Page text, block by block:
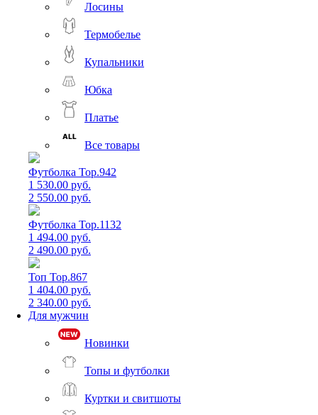
Лосины
Термобелье
Купальники
Юбка
Платье
Все товары
Футболка Top.942
1 530.00 руб.
2 550.00 руб.
Футболка Top.1132
1 494.00 руб.
2 490.00 руб.
Топ Top.867
1 404.00 руб.
2 340.00 руб.
Для мужчин
Новинки
Топы и футболки
Куртки и свитшоты